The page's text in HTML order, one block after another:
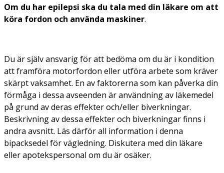
Om du har epilepsi ska du tala med din läkare om att
köra fordon och använda maskiner.
Du är själv ansvarig för att bedöma om du är i kondition
att framföra motorfordon eller utföra arbete som kräver
skärpt vaksamhet. En av faktorerna som kan påverka din
förmåga i dessa avseenden är användning av läkemedel
på grund av deras effekter och/eller biverkningar.
Beskrivning av dessa effekter och biverkningar finns i
andra avsnitt. Läs därför all information i denna
bipacksedel för vägledning. Diskutera med din läkare
eller apotekspersonal om du är osäker.